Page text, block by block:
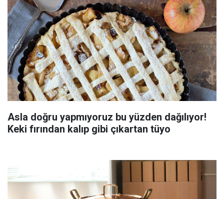
Asla doğru yapmıyoruz bu yüzden dağılıyor!
Keki fırından kalıp gibi çıkartan tüyo